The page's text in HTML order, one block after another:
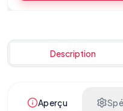
Description
Aperçu